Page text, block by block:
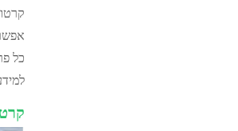
קרטונים איכותיים:
כל